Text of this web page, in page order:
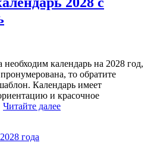
необходим календарь на 2028 год,
то обратите
Календарь имеет
и красочное
Читайте далее